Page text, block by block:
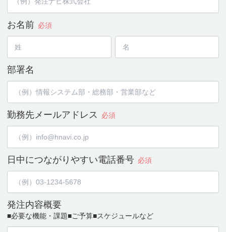
お名前 必須
部署名
勤務先メールアドレス 必須
日中につながりやすい電話番号 必須
発注内容概要
■必要な機能・課題■ご予算■スケジュールなど